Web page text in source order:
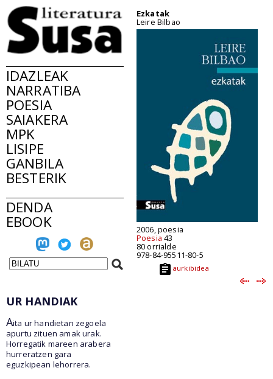
IDAZLEAK
NARRATIBA
POESIA
SAIAKERA
MPK
LISIPE
GANBILA
BESTERIK
DENDA
EBOOK
Ezkatak
Leire Bilbao
2006, poesia
Poesia 43
80 orrialde
978-84-95511-80-5
aurkibidea
UR HANDIAK
Aita ur handietan zegoela
apurtu zituen amak urak.
Horregatik mareen arabera
hurreratzen gara
eguzkipean lehorrera.